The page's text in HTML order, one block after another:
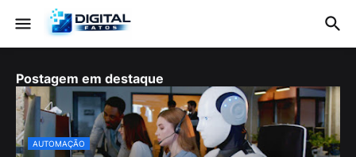
Postagem em destaque
AUTOMAÇÃO